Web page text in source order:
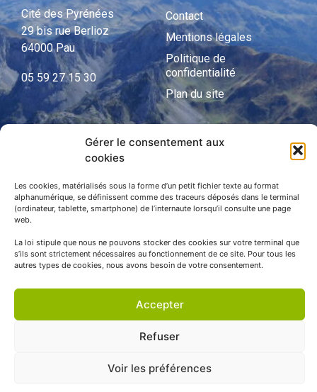
Gérer le consentement aux
cookies
Les cookies, matérialisés sous la forme d’un petit fichier texte au format
alphanumérique, se définissent comme des traceurs déposés dans le terminal
(ordinateur, tablette, smartphone) de l’internaute lorsqu’il consulte une page
web.
La loi stipule que nous ne pouvons stocker des cookies sur votre terminal que
s’ils sont strictement nécessaires au fonctionnement de ce site. Pour tous les
autres types de cookies, nous avons besoin de votre consentement.
Accepter
Refuser
Voir les préférences
Cité des Pyrénées
29 bis rue Berlioz
64000 Pau
05 59 27 15 30
Contact
Mentions légales
Politique de
confidentialité
Plan du site
Parc national des Pyrénées
© APNP Copyright Tous droits réservés © 1970 - 2023 | Une
réalisation Happiness -Agence de communication